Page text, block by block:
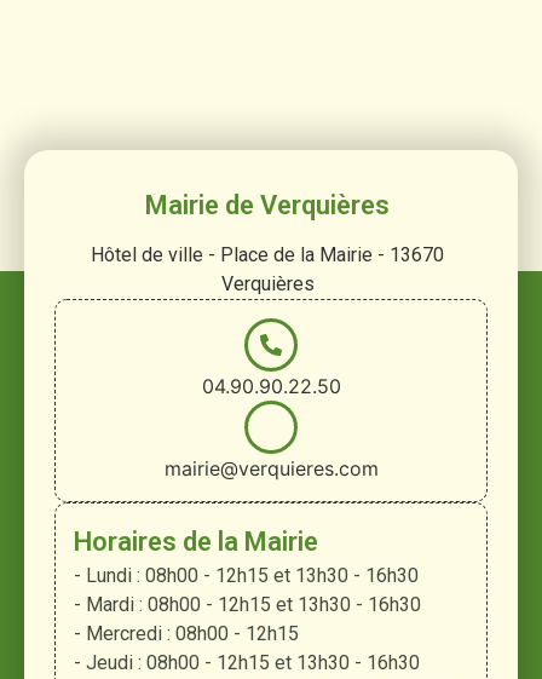
Mairie de Verquières
Hôtel de ville - Place de la Mairie - 13670
Verquières
04.90.90.22.50
mairie@verquieres.com
Horaires de la Mairie
- Lundi : 08h00 - 12h15 et 13h30 - 16h30
- Mardi : 08h00 - 12h15 et 13h30 - 16h30
- Mercredi : 08h00 - 12h15
- Jeudi : 08h00 - 12h15 et 13h30 - 16h30